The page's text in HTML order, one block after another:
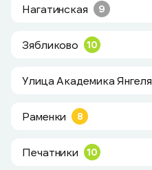
Нагатинская 9
Зябликово 10
Улица Академика Янгеля
Раменки 8
Печатники 10